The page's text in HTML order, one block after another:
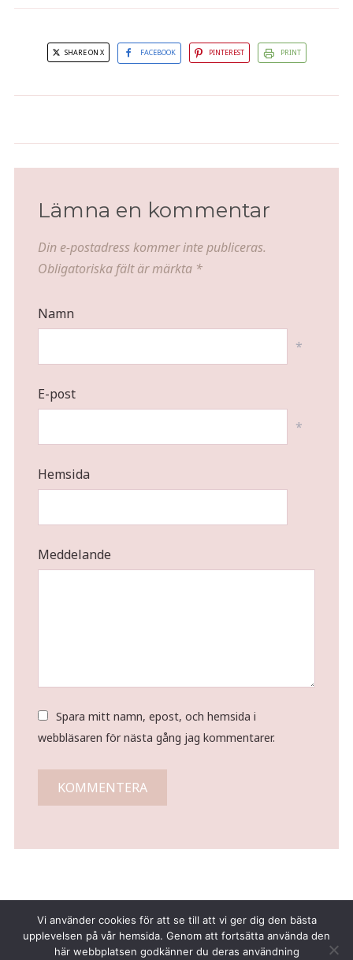
SHARE ON X FACEBOOK PINTEREST PRINT
vanilj
Lämna en kommentar
Din e-postadress kommer inte publiceras.
Obligatoriska fält är märkta *
Namn
*
E-post
*
Hemsida
Meddelande
Spara mitt namn, epost, och hemsida i
webbläsaren för nästa gång jag kommentarer.
Vi använder cookies för att se till att vi ger dig den bästa
upplevelsen på vår hemsida. Genom att fortsätta använda den
här webbplatsen godkänner du deras användning